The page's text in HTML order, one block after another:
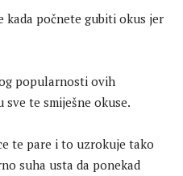
kada počnete gubiti okus jer
popularnosti ovih
te smiješne okuse.
te pare i to uzrokuje tako
suha usta da ponekad